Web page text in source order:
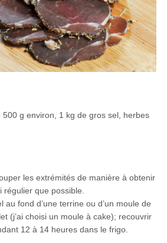
g environ, 1 kg de gros sel, herbes
les extrémités de manière à obtenir
que possible.
au fond d’une terrine ou d’un moule de
(j’ai choisi un moule à cake); recouvrir
12 à 14 heures dans le frigo.